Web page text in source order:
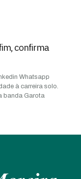
confirma
Whatsapp
à carreira solo.
banda Garota